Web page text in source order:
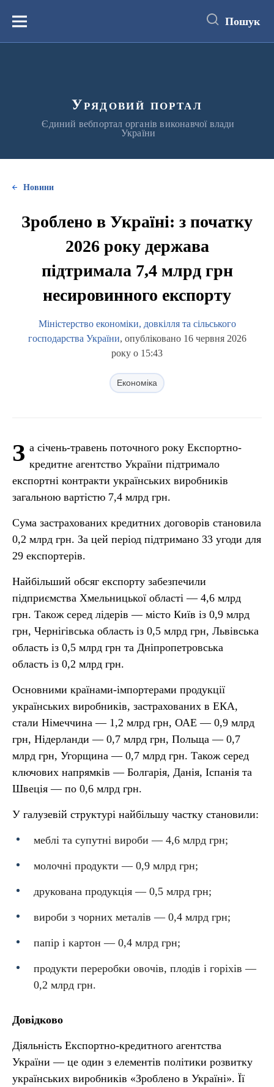
вмістуМеню Пошук
Урядовий портал
Єдиний вебпортал органів виконавчої влади
України
Новини
Зроблено в Україні: з початку
2026 року держава
підтримала 7,4 млрд грн
несировинного експорту
Міністерство економіки, довкілля та сільського
господарства України, опубліковано 16 червня 2026
року о 15:43
Економіка
З а січень-травень поточного року Експортно-
кредитне агентство України підтримало
експортні контракти українських виробників
загальною вартістю 7,4 млрд грн.
Сума застрахованих кредитних договорів становила
0,2 млрд грн. За цей період підтримано 33 угоди для
29 експортерів.
Найбільший обсяг експорту забезпечили
підприємства Хмельницької області — 4,6 млрд
грн. Також серед лідерів — місто Київ із 0,9 млрд
грн, Чернігівська область із 0,5 млрд грн, Львівська
область із 0,5 млрд грн та Дніпропетровська
область із 0,2 млрд грн.
Основними країнами-імпортерами продукції
українських виробників, застрахованих в ЕКА,
стали Німеччина — 1,2 млрд грн, ОАЕ — 0,9 млрд
грн, Нідерланди — 0,7 млрд грн, Польща — 0,7
млрд грн, Угорщина — 0,7 млрд грн. Також серед
ключових напрямків — Болгарія, Данія, Іспанія та
Швеція — по 0,6 млрд грн.
У галузевій структурі найбільшу частку становили:
меблі та супутні вироби — 4,6 млрд грн;
молочні продукти — 0,9 млрд грн;
друкована продукція — 0,5 млрд грн;
вироби з чорних металів — 0,4 млрд грн;
папір і картон — 0,4 млрд грн;
продукти переробки овочів, плодів і горіхів —
0,2 млрд грн.
Довідково
Діяльність Експортно-кредитного агентства
України — це один з елементів політики розвитку
українських виробників «Зроблено в Україні». Її